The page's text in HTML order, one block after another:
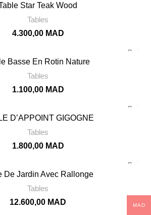
Star Teak Wood
Tables
4.300,00 MAD
Basse En Rotin Nature
Tables
1.100,00 MAD
D’APPOINT GIGOGNE
Tables
1.800,00 MAD
De Jardin Avec Rallonge
Tables
12.600,00 MAD MAD